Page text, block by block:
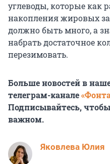
углеводы, которые как
накопления жировых
должно быть много, а
набрать достаточное
перезимовать.
Больше новостей в
телеграм-канале
Подписывайтесь,
важном.
Яковлева Юлия